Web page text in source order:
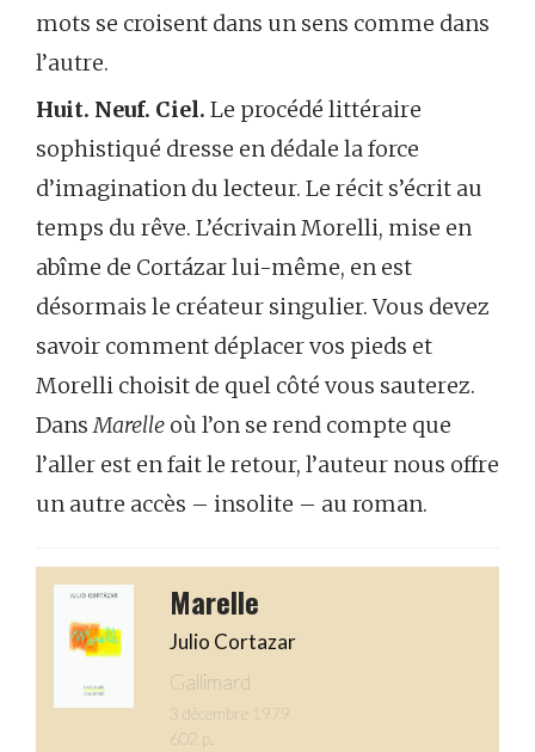
mots se croisent dans un sens comme dans
l’autre.
Huit. Neuf. Ciel. Le procédé littéraire
sophistiqué dresse en dédale la force
d’imagination du lecteur. Le récit s’écrit au
temps du rêve. L’écrivain Morelli, mise en
abîme de Cortázar lui-même, en est
désormais le créateur singulier. Vous devez
savoir comment déplacer vos pieds et
Morelli choisit de quel côté vous sauterez.
DansMarelle où l’on se rend compte que
l’aller est en fait le retour, l’auteur nous offre
un autre accès – insolite – au roman.
Marelle
Julio Cortazar
Gallimard
3 décembre 1979
602 p.